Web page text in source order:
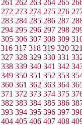
261 262 263 264 265
272 273 274 275 276
283 284 285 286 287
294 295 296 297 298
305 306 307 308 309
316 317 318 319 320
327 328 329 330 331
338 339 340 341 342
349 350 351 352 353
360 361 362 363 364
371 372 373 374 375
382 383 384 385 386
393 394 395 396 397
404 405 406 407 408